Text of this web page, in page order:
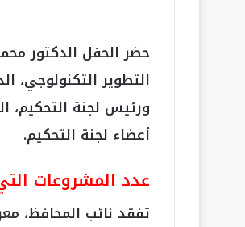
حضر الحفل الدكتور
التطوير التكنولوجي،
ورئيس لجنة التحكيم،
أعضاء لجنة التحكيم.
عدد المشروعات